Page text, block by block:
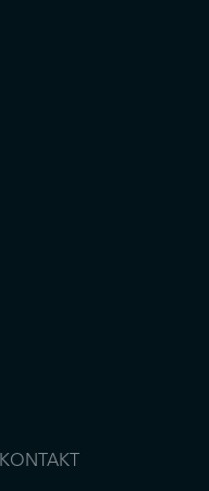
KONTAKT